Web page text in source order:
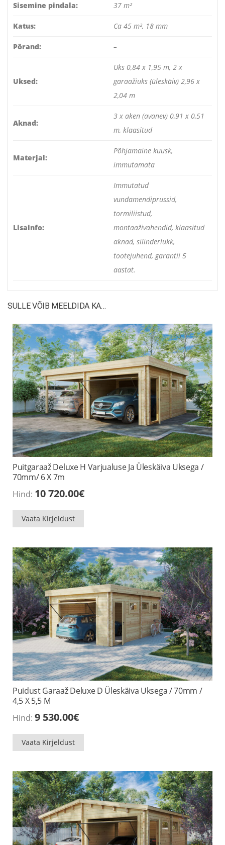
Sisemine pindala: 37 m²
Katus: Ca 45 m², 18 mm
Põrand: –
Uksed:
Uks 0,84 x 1,95 m, 2 x
garaažiuks (üleskäiv) 2,96 x
2,04 m
Aknad:
3 x aken (avanev) 0,91 x 0,51
m, klaasitud
Materjal:
Põhjamaine kuusk,
immutamata
Lisainfo:
Immutatud
vundamendiprussid,
tormiliistud,
montaaživahendid, klaasitud
aknad, silinderlukk,
tootejuhend, garantii 5
aastat.
SULLE VÕIB MEELDIDA KA…
Puitgaraaž Deluxe H Varjualuse Ja Üleskäiva Uksega /
70mm/ 6 X 7m
Hind: 10 720.00€
Vaata Kirjeldust
Puidust Garaaž Deluxe D Üleskäiva Uksega / 70mm /
4,5 X 5,5 M
Hind: 9 530.00€
Vaata Kirjeldust